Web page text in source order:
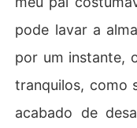
Juliet é tudo o que
intensa, aparência
nto é incontrolável.
er provar que pode
como um contrato
pode lavar a
por um instante,
tranquilos, como
acabado de